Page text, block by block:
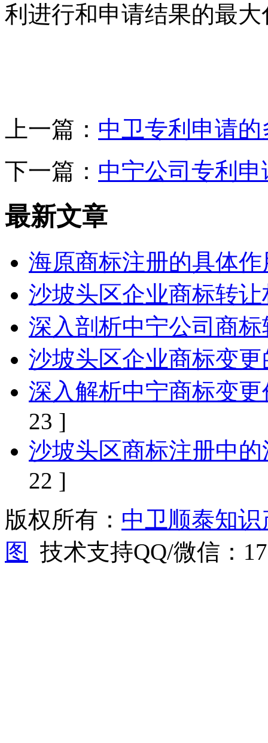
利进行和申请结果的最大
上一篇： 中卫专利申请
下一篇： 中宁公司专利
最新文章
海原商标注册的具体作
沙坡头区企业商标转
深入剖析中宁公司商
沙坡头区企业商标变
深入解析中宁商标变
23 ]
沙坡头区商标注册中
22 ]
版权所有： 中卫顺泰知
图
技术支持QQ/微信：